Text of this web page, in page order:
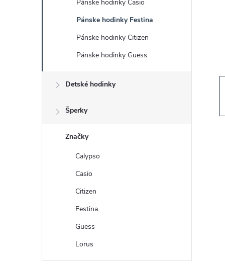
a
Pánske hodinky Casio
Pánske hodinky Festina
Pánske hodinky Citizen
Pánske hodinky Guess
Detské hodinky
Šperky
Značky
Calypso
Casio
Citizen
Festina
Guess
Lorus